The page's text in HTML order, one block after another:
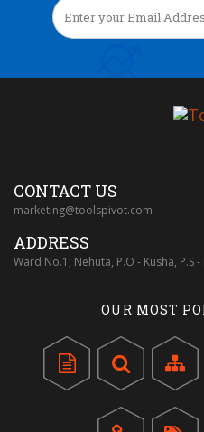
CONTACT US
marketing@toolspivot.com
ADDRESS
Ward No.1, Nehuta, P.O - Kusha, P.S
OUR MOST